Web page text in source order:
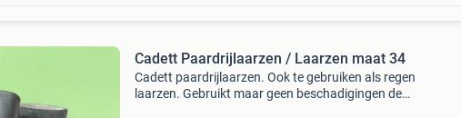
Cadett Paardrijlaarzen / Laarzen maat 34
Cadett paardrijlaarzen. Ook te gebruiken als regen
laarzen. Gebruikt maar geen beschadigingen de